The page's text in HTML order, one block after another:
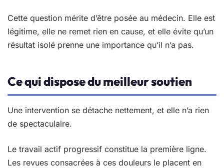
Cette question mérite d’être posée au médecin. Elle est
légitime, elle ne remet rien en cause, et elle évite qu’un
résultat isolé prenne une importance qu’il n’a pas.
Ce qui dispose du meilleur soutien
Une intervention se détache nettement, et elle n’a rien
de spectaculaire.
Le travail actif progressif constitue la première ligne.
Les revues consacrées à ces douleurs le placent en